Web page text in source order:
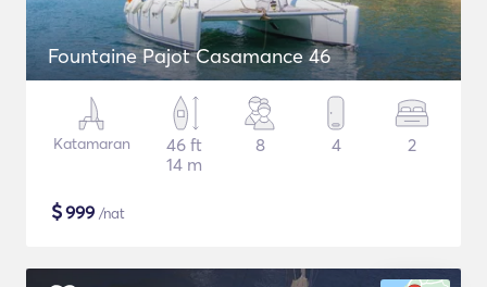
Fountaine Pajot Casamance 46
Katamaran
46 ft
14 m
8 4 2
$999 /nat